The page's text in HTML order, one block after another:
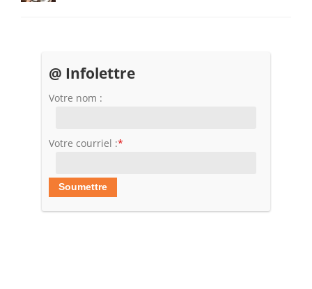
@ Infolettre
Votre nom :
Votre courriel :*